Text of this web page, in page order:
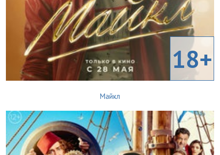
18+
Майкл